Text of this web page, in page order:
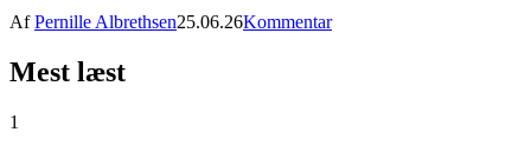
AfPernille Albrethsen25.06.26Kommentar
Mest læst
1